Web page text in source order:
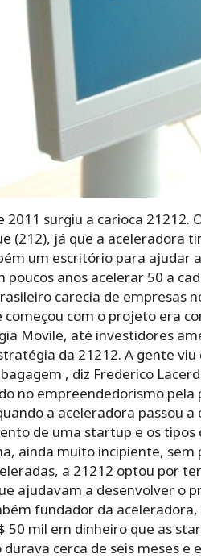
2011 surgiu a carioca 21212.
(212), já que a aceleradora
um escritório para ajudar
poucos anos acelerar 50 a
carecia de empresas
começou com o projeto era
Movile, até investidores
da 21212. A gente
, diz Frederico
no empreendedorismo
a aceleradora passou
de uma startup e os
ainda muito incipiente,
a 21212 optou por
ajudavam a desenvolver o
fundador da
50 mil em dinheiro que as
cerca de seis meses e